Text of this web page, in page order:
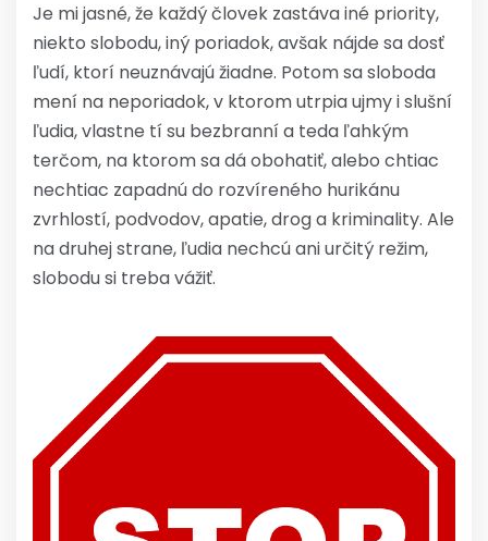
Je mi jasné, že každý človek zastáva iné priority,
niekto slobodu, iný poriadok, avšak nájde sa dosť
ľudí, ktorí neuznávajú žiadne. Potom sa sloboda
mení na neporiadok, v ktorom utrpia ujmy i slušní
ľudia, vlastne tí su bezbranní a teda ľahkým
terčom, na ktorom sa dá obohatiť, alebo chtiac
nechtiac zapadnú do rozvíreného hurikánu
zvrhlostí, podvodov, apatie, drog a kriminality. Ale
na druhej strane, ľudia nechcú ani určitý režim,
slobodu si treba vážiť.